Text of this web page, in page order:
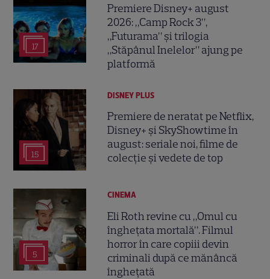
17
Premiere Disney+ august
2026: „Camp Rock 3”,
„Futurama” și trilogia
„Stăpânul Inelelor” ajung pe
platformă
15
DISNEY PLUS
Premiere de neratat pe Netflix,
Disney+ și SkyShowtime în
august: seriale noi, filme de
colecție și vedete de top
5
CINEMA
Eli Roth revine cu „Omul cu
înghețata mortală”. Filmul
horror în care copiii devin
criminali după ce mănâncă
înghețată